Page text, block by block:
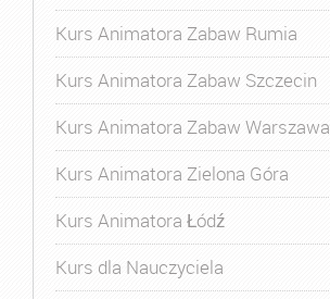
Kurs Animatora Zabaw Rumia
Kurs Animatora Zabaw Szczecin
Kurs Animatora Zabaw Warszawa
Kurs Animatora Zielona Góra
Kurs Animatora Łódź
Kurs dla Nauczyciela